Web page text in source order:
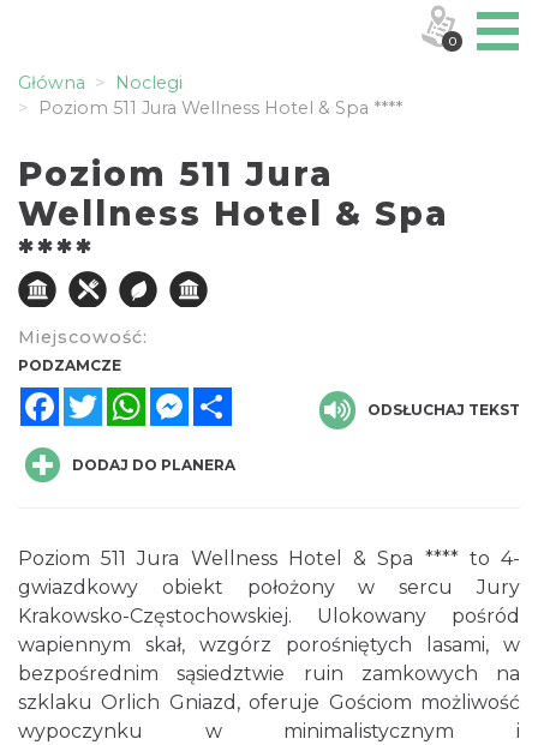
Główna
Noclegi
Poziom 511 Jura Wellness Hotel & Spa ****
Poziom 511 Jura
Wellness Hotel & Spa
****
Miejscowość:
PODZAMCZE
FacebookTwitterWhatsAppMessenger
ODSŁUCHAJ TEKST
DODAJ DO PLANERA
Poziom 511 Jura WellnessHotel & Spa **** to 4-
gwiazdkowy obiekt położony w sercu Jury
Krakowsko-Częstochowskiej. Ulokowany pośród
wapiennym skał, wzgórz porośniętych lasami, w
bezpośrednim sąsiedztwie ruin zamkowych na
szklaku Orlich Gniazd, oferuje Gościom możliwość
wypoczynku w minimalistycznym i
0